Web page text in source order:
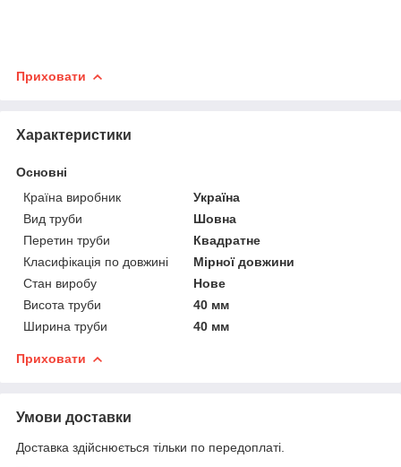
Приховати
Характеристики
Основні
Країна виробник
Україна
Вид труби
Шовна
Перетин труби
Квадратне
Класифікація по довжині
Мірної довжини
Стан виробу
Нове
Висота труби
40 мм
Ширина труби
40 мм
Приховати
Умови доставки
Доставка здійснюється тільки по передоплаті.